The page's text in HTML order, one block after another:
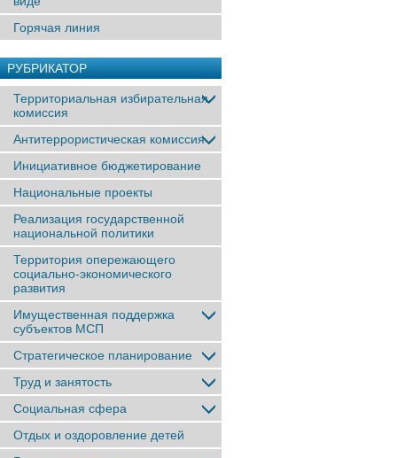
Горячая линия
РУБРИКАТОР
Территориальная избирательная
комиссия
Антитеррористическая комиссия
Инициативное бюджетирование
Национальные проекты
Реализация государственной
национальной политики
Территория опережающего
социально-экономического
развития
Имущественная поддержка
субъектов МСП
Стратегическое планирование
Труд и занятость
Социальная сфера
Отдых и оздоровление детей